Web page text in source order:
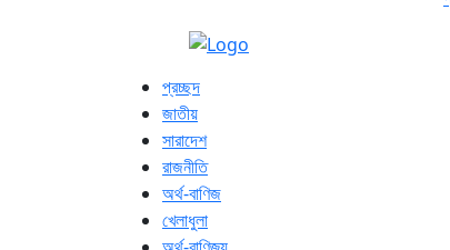
প্রচ্ছদ
জাতীয়
সারাদেশ
রাজনীতি
অর্থ-বাণিজ
খেলাধুলা